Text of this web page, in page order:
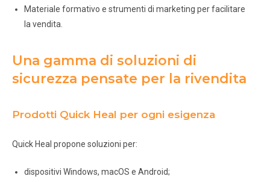
Materiale formativo e strumenti di marketing per facilitare
la vendita.
Una gamma di soluzioni di
sicurezza pensate per la rivendita
Prodotti Quick Heal per ogni esigenza
Quick Heal propone soluzioni per:
dispositivi Windows, macOS e Android;